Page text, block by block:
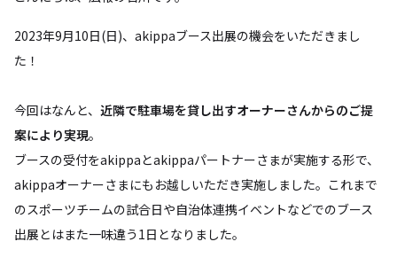
2023年9月10日(日)、akippaブース出展の機会をいただきまし
た！
今回はなんと、 近隣で駐車場を貸し出すオーナーさんからのご提
案により実現。
ブースの受付をakippaとakippaパートナーさまが実施する形で、
akippaオーナーさまにもお越しいただき実施しました。これまで
のスポーツチームの試合日や自治体連携イベントなどでのブース
出展とはまた一味違う1日となりました。